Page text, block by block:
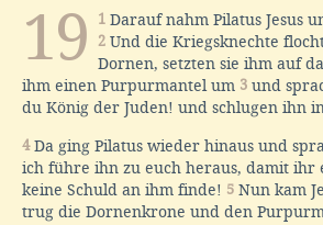
19 1 Darauf nahm Pilatus Jesus
2 Und die Kriegsknechte
Dornen, setzten sie ihm auf
ihm einen Purpurmantel um 3 und
du König der Juden! und schlugen ihn
4Da ging Pilatus wieder hinaus und
ich führe ihn zu euch heraus, damit ihr
keine Schuld an ihm finde! 5 Nun kam
trug die Dornenkrone und den